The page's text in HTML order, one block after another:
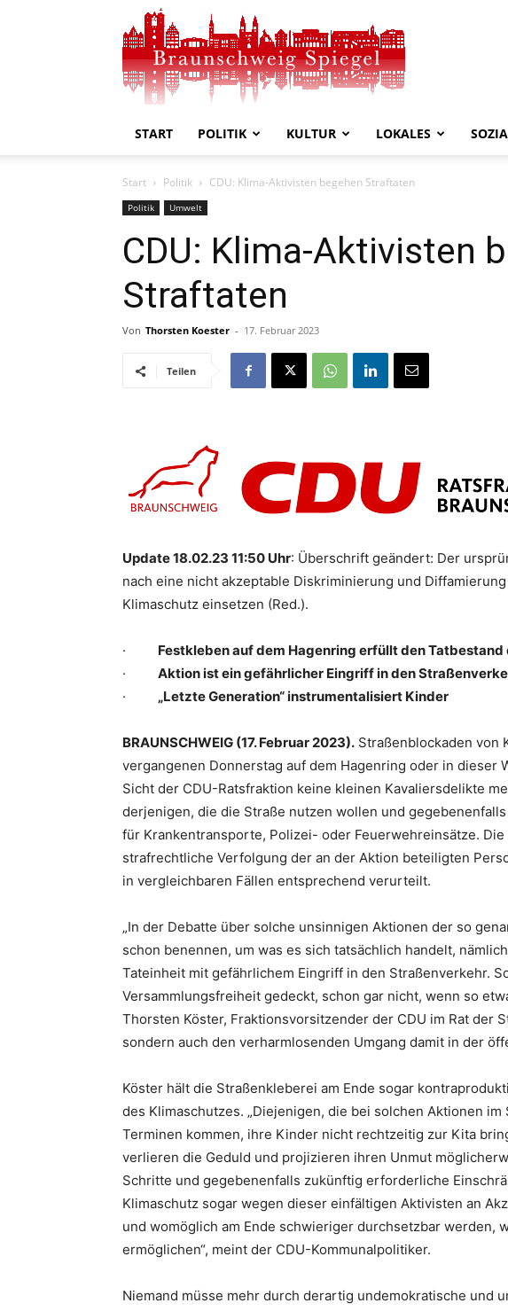
Spiegel
START POLITIK KULTUR LOKALES
Start Politik CDU: Klima-Aktivisten begehen Straftaten
Politik Umwelt
CDU: Klima-Aktivisten
Straftaten
Von Thorsten Koester - 17. Februar 2023
Teilen
Update 18.02.23 11:50 Uhr: Überschrift geändert: Der
nach eine nicht akzeptable Diskriminierung und
Klimaschutz einsetzen (Red.).
· Festkleben auf dem Hagenring erfüllt den Tatbestand
· Aktion ist ein gefährlicher Eingriff in den
· „Letzte Generation“ instrumentalisiert Kinder
BRAUNSCHWEIG (17. Februar 2023). Straßenblockaden von
vergangenen Donnerstag auf dem Hagenring oder in dieser
Sicht der CDU-Ratsfraktion keine kleinen Kavaliersdelikte
derjenigen, die die Straße nutzen wollen und
für Krankentransporte, Polizei- oder Feuerwehreinsätze.
strafrechtliche Verfolgung der an der Aktion beteiligten
in vergleichbaren Fällen entsprechend verurteilt.
„In der Debatte über solche unsinnigen Aktionen der so
schon benennen, um was es sich tatsächlich handelt,
Tateinheit mit gefährlichem Eingriff in den Straßenverkehr.
Versammlungsfreiheit gedeckt, schon gar nicht, wenn so
Thorsten Köster, Fraktionsvorsitzender der CDU im Rat der
sondern auch den verharmlosenden Umgang damit in der
Köster hält die Straßenkleberei am Ende sogar
des Klimaschutzes. „Diejenigen, die bei solchen Aktionen
Terminen kommen, ihre Kinder nicht rechtzeitig zur Kita
verlieren die Geduld und projizieren ihren Unmut
Schritte und gegebenenfalls zukünftig erforderliche
Klimaschutz sogar wegen dieser einfältigen Aktivisten an
und womöglich am Ende schwieriger durchsetzbar werden,
ermöglichen“, meint der CDU-Kommunalpolitiker.
Niemand müsse mehr durch derartig undemokratische und